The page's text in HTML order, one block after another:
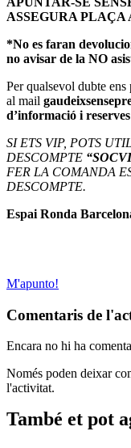
ASSEGURA PLAÇA
*No es faran
no avisar de la NO
Per qualsevol dubte ens
al mail
d’informació i
SI ETS VIP, POTS
DESCOMPTE
FER LA COMANDA
DESCOMPTE.
Espai Ronda
M'apunto!
Comentaris de
Encara no hi ha
Només poden deixar
l'activitat.
També et pot